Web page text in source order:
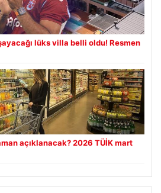
lüks villa belli oldu! Resmen
açıklanacak? 2026 TÜİK mart